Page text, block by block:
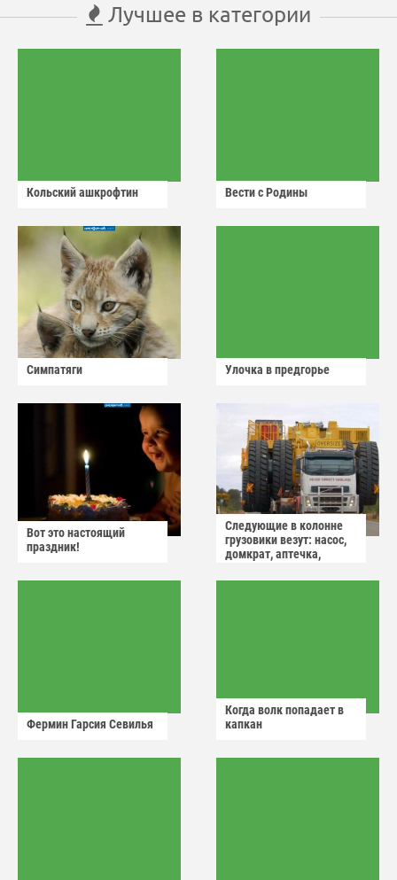
Лучшее в категории
Кольский ашкрофтин Вести с Родины
Симпатяги Улочка в предгорье
Вот это настоящий
праздник!
Следующие в колонне
грузовики везут: насос,
домкрат, аптечка,
Фермин Гарсия Севилья
Когда волк попадает в
капкан